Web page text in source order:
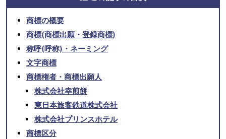
商標の概要
商標(商標出願・登録商標)
称呼(呼称)・ネーミング
文字商標
商標権者・商標出願人
株式会社幸煎餅
東日本旅客鉄道株式会社
株式会社プリンスホテル
商標区分